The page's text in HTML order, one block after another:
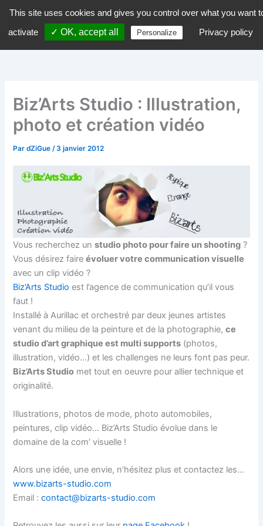
contenu
dZiGue
Biz’Arts Studio : Illustration,
photo et création vidéo
PardZiGue/3 janvier 2012
Vous recherchez unstudio photo pour faire un shooting ?
Vous désirez faireévoluer votre communication visuelle
avec un clip vidéo ?
Biz’Arts Studio est l’agence de communication qu’il vous
faut !
Installé à Aurillac et orchestré par deux jeunes artistes
venant du milieu de la peinture et de la photographie,ce
studio d’art graphique est multi supports (photos,
illustration, vidéo…) et les challenges ne leurs font pas peur.
Biz’Arts Studio met tout en oeuvre pour allier technique et
originalité.
Illustrations, photos de mode, photo automobiles,
peintures, clip vidéo… Biz’Arts Studio évolue dans le
domaine de la com’ visuelle !
Alors une idée, une envie, n’hésitez plus et contactez les…
www.bizarts-studio.com
Email :contact@bizarts-studio.com
This site uses cookies and gives you control over what you want
activate
✓ OK, accept all Personalize Privacy policy